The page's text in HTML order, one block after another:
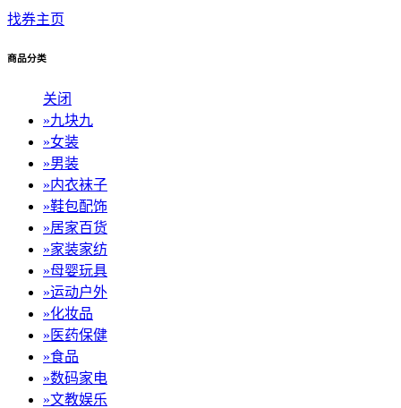
找券主页
商品分类
关闭
»九块九
»女装
»男装
»内衣袜子
»鞋包配饰
»居家百货
»家装家纺
»母婴玩具
»运动户外
»化妆品
» 医药保健
»食品
»数码家电
»文教娱乐